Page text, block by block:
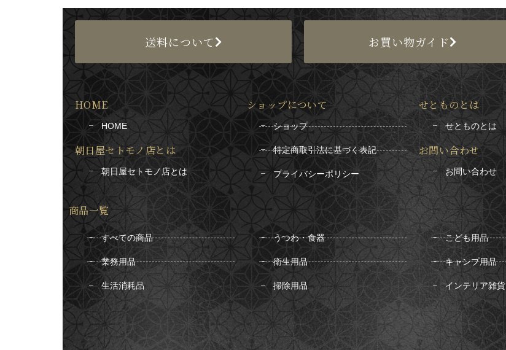
送料について お買い物ガイド
HOME
HOME
朝日屋セトモノ店とは
朝日屋セトモノ店とは
ショップについて
ショップ
特定商取引法に基づく表記
プライバシーポリシー
せとものとは
せとものとは
お問い合わせ
お問い合わせ
商品一覧
すべての商品
業務用品
生活消耗品
うつわ・食器
衛生用品
掃除用品
こども用品
キャンプ用品
インテリア雑貨